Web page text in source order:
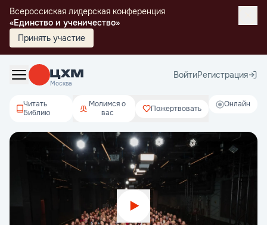
Всероссиская лидерская конференция
«Единство и ученичество»
Принять участие
Москва
ВойтиРегистрация
Онлайн
Читать
Библию
Молимся о
вас
Пожертвовать